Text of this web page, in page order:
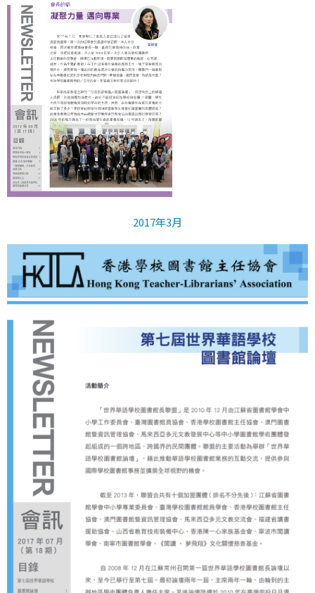
2017年3月